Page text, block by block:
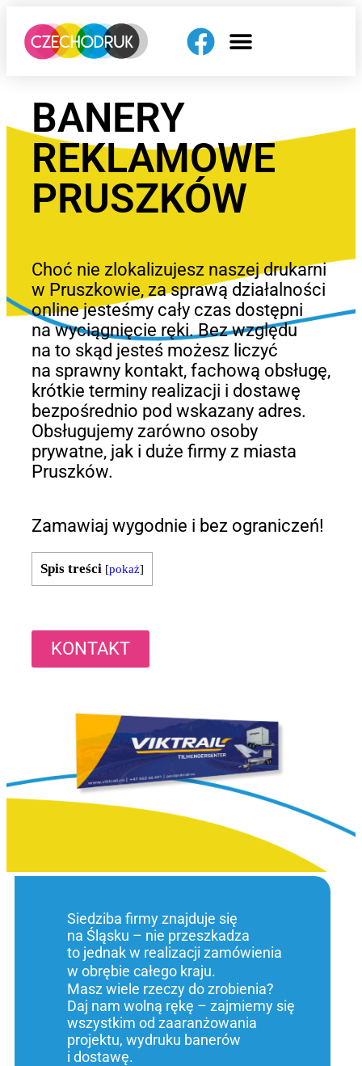
BANERY
REKLAMOWE
PRUSZKÓW
Choć nie zlokalizujesz naszej drukarni
w Pruszkowie, za sprawą działalności
online jesteśmy cały czas dostępni
na wyciągnięcie ręki. Bez względu
na to skąd jesteś możesz liczyć
na sprawny kontakt, fachową obsługę,
krótkie terminy realizacji i dostawę
bezpośrednio pod wskazany adres.
Obsługujemy zarówno osoby
prywatne, jak i duże firmy z miasta
Pruszków.
Zamawiaj wygodnie i bez ograniczeń!
Spis treści [pokaż]
KONTAKT
Siedziba firmy znajduje się
na Śląsku – nie przeszkadza
to jednak w realizacji zamówienia
w obrębie całego kraju.
Masz wiele rzeczy do zrobienia?
Daj nam wolną rękę – zajmiemy się
wszystkim od zaaranżowania
projektu, wydruku banerów
i dostawę.